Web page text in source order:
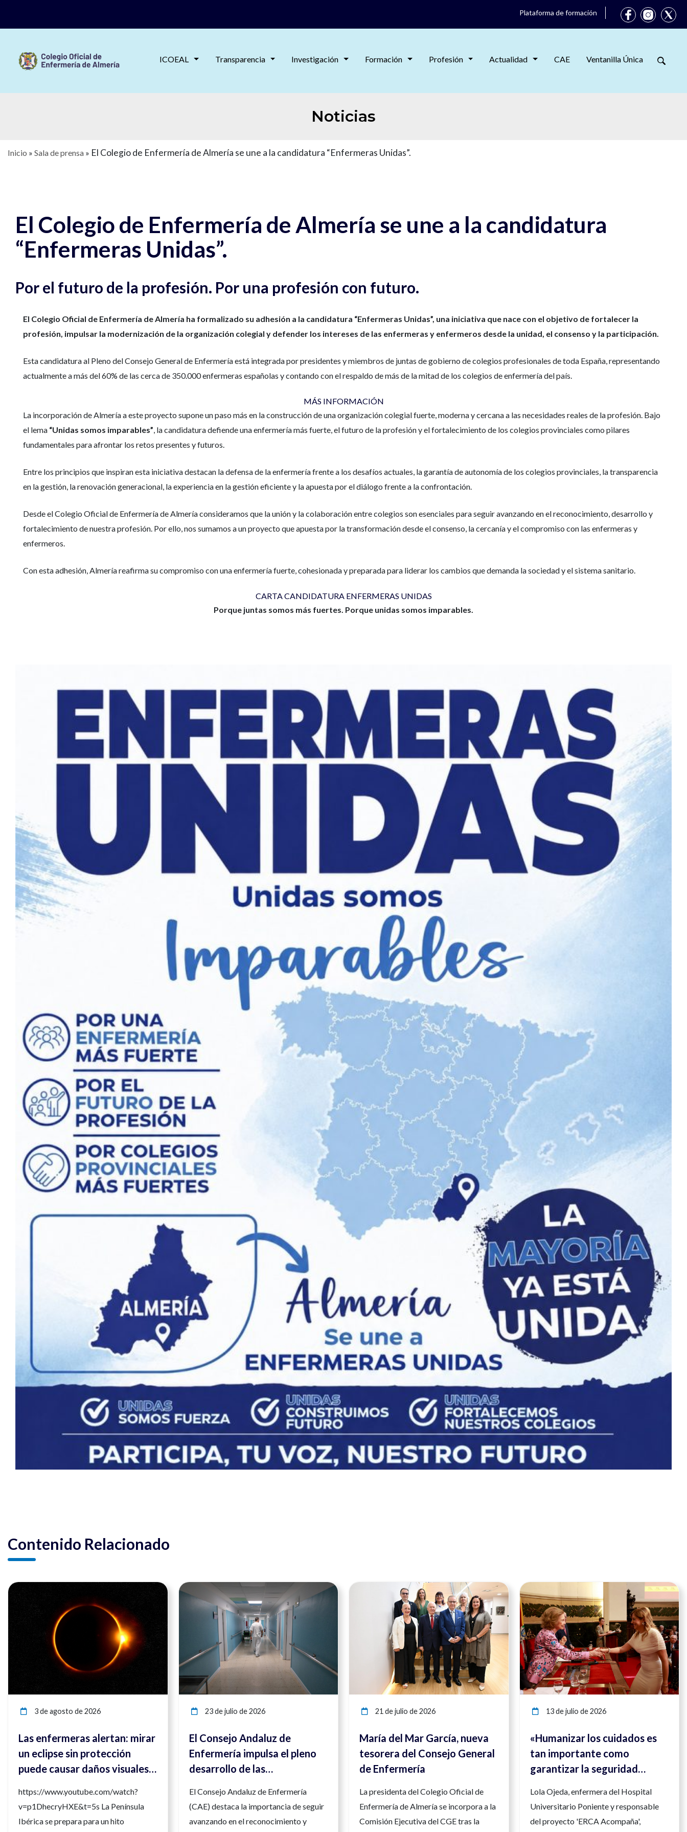
Plataforma de formación
ICOEAL Transparencia Investigación Formación Profesión Actualidad CAE Ventanilla Única
Noticias
Inicio » Sala de prensa » El Colegio de Enfermería de Almería se une a la candidatura “Enfermeras Unidas”.
El Colegio de Enfermería de Almería se une a la candidatura
“Enfermeras Unidas”.
Por el futuro de la profesión. Por una profesión con futuro.
El Colegio Oficial de Enfermería de Almería ha formalizado su adhesión a la candidatura “Enfermeras Unidas”, una iniciativa que nace con el objetivo de fortalecer la
profesión, impulsar la modernización de la organización colegial y defender los intereses de las enfermeras y enfermeros desde la unidad, el consenso y la participación.
Esta candidatura al Pleno del Consejo General de Enfermería está integrada por presidentes y miembros de juntas de gobierno de colegios profesionales de toda España, representando
actualmente a más del 60% de las cerca de 350.000 enfermeras españolas y contando con el respaldo de más de la mitad de los colegios de enfermería del país.
MÁS INFORMACIÓN
La incorporación de Almería a este proyecto supone un paso más en la construcción de una organización colegial fuerte, moderna y cercana a las necesidades reales de la profesión. Bajo
el lema “Unidas somos imparables”, la candidatura defiende una enfermería más fuerte, el futuro de la profesión y el fortalecimiento de los colegios provinciales como pilares
fundamentales para afrontar los retos presentes y futuros.
Entre los principios que inspiran esta iniciativa destacan la defensa de la enfermería frente a los desafíos actuales, la garantía de autonomía de los colegios provinciales, la transparencia
en la gestión, la renovación generacional, la experiencia en la gestión eficiente y la apuesta por el diálogo frente a la confrontación.
Desde el Colegio Oficial de Enfermería de Almería consideramos que la unión y la colaboración entre colegios son esenciales para seguir avanzando en el reconocimiento, desarrollo y
fortalecimiento de nuestra profesión. Por ello, nos sumamos a un proyecto que apuesta por la transformación desde el consenso, la cercanía y el compromiso con las enfermeras y
enfermeros.
Con esta adhesión, Almería reafirma su compromiso con una enfermería fuerte, cohesionada y preparada para liderar los cambios que demanda la sociedad y el sistema sanitario.
CARTA CANDIDATURA ENFERMERAS UNIDAS
Porque juntas somos más fuertes. Porque unidas somos imparables.
Contenido Relacionado
3 de agosto de 2026
Las enfermeras alertan: mirar
un eclipse sin protección
puede causar daños visuales
https://www.youtube.com/watch?
v=p1DhecryHXE&t=5s La Península
Ibérica se prepara para un hito
Ver noticia
23 de julio de 2026
El Consejo Andaluz de
Enfermería impulsa el pleno
desarrollo de las
para reforzar la seguridad y
la calidad asistencial
El Consejo Andaluz de Enfermería
(CAE) destaca la importancia de seguir
avanzando en el reconocimiento y
Ver noticia
21 de julio de 2026
María del Mar García, nueva
tesorera del Consejo General
de Enfermería
La presidenta del Colegio Oficial de
Enfermería de Almería se incorpora a la
Comisión Ejecutiva del CGE tras la
Ver noticia
13 de julio de 2026
«Humanizar los cuidados es
tan importante como
garantizar la seguridad
Lola Ojeda, enfermera del Hospital
Universitario Poniente y responsable
del proyecto 'ERCA Acompaña',
Ver noticia